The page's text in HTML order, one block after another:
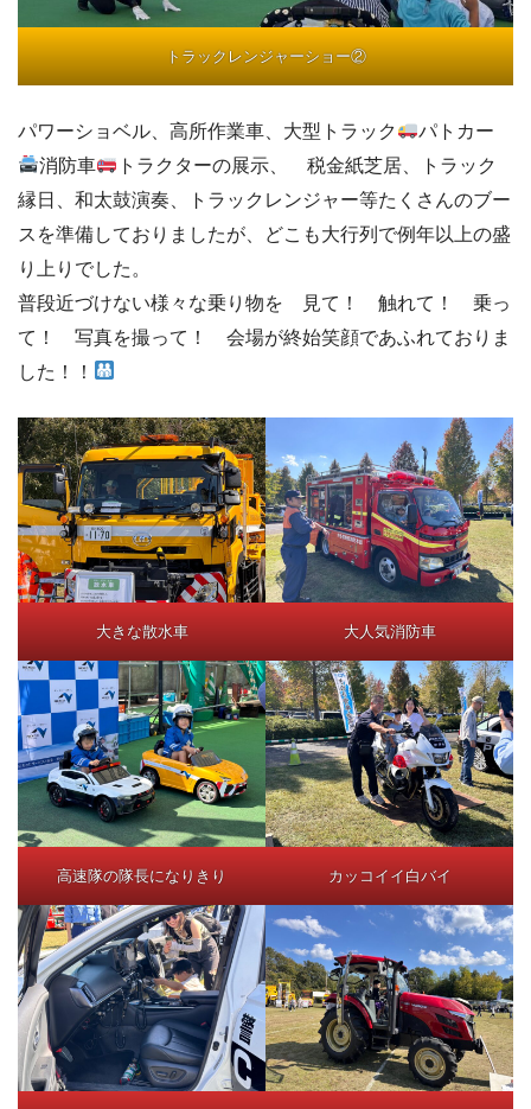
トラックレンジャーショー②
パワーショベル、高所作業車、大型トラック
パトカー
消防車
トラクターの展示、 税金紙芝居、トラック
縁日、和太鼓演奏、トラックレンジャー等たくさんのブー
スを準備しておりましたが、どこも大行列で例年以上の盛
り上りでした。
普段近づけない様々な乗り物を 見て！ 触れて！ 乗っ
て！ 写真を撮って！ 会場が終始笑顔であふれておりま
した！！
大きな散水車 大人気消防車
高速隊の隊長になりきり カッコイイ白バイ